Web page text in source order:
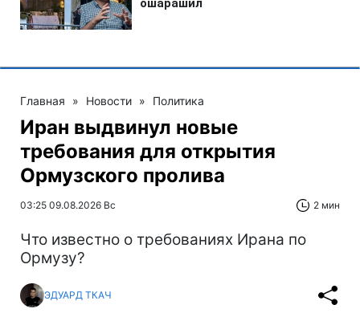
Главная » Новости » Политика
Иран выдвинул новые
требования для открытия
Ормузского пролива
03:25 09.08.2026 Вс 2 мин
Что известно о требованиях Ирана по
Ормузу?
ЭДУАРД ТКАЧ